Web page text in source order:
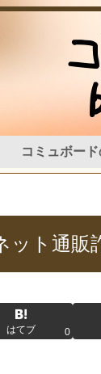
コミュボー
ト通販
はてブ 0